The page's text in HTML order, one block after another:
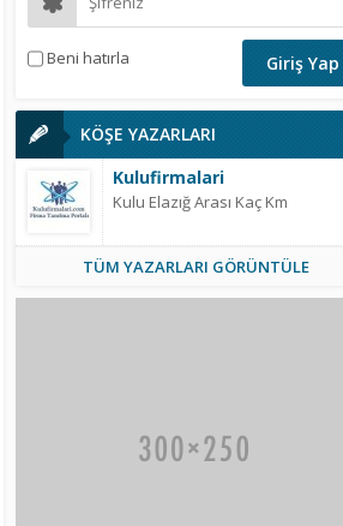
Beni hatırla
KÖŞE YAZARLARI
Kulufirmalari
Kulu Elazığ Arası Kaç Km
TÜM YAZARLARI GÖRÜNTÜLE